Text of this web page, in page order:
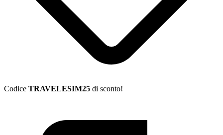
Codice TRAVELESIM25 di sconto!